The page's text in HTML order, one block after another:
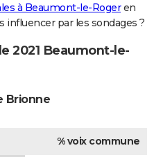
à Beaumont-le-Rogeren
influencer par les sondages ?
2021 Beaumont-le-
Brionne
% voix commune